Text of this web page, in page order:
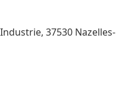
37530 Nazelles-